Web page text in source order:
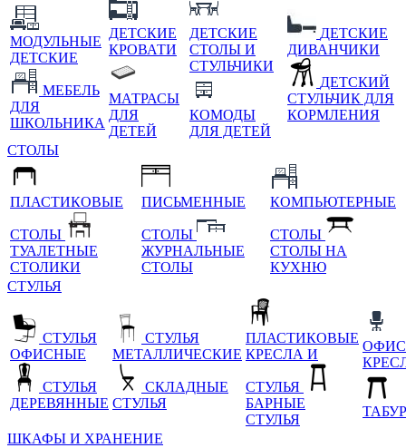
МОДУЛЬНЫЕ
ДЕТСКИЕ
МЕБЕЛЬ
ДЛЯ
ШКОЛЬНИКА
ДЕТСКИЕ
КРОВАТИ
МАТРАСЫ
ДЛЯ
ДЕТЕЙ
ДЕТСКИЕ
СТОЛЫ И
СТУЛЬЧИКИ
КОМОДЫ
ДЛЯ ДЕТЕЙ
ДЕТСКИЕ
ДИВАНЧИКИ
ДЕТСКИЙ
СТУЛЬЧИК ДЛЯ
КОРМЛЕНИЯ
СТОЛЫ
ПЛАСТИКОВЫЕ
СТОЛЫ
ТУАЛЕТНЫЕ
СТОЛИКИ
ПИСЬМЕННЫЕ
СТОЛЫ
ЖУРНАЛЬНЫЕ
СТОЛЫ
КОМПЬЮТЕРНЫЕ
СТОЛЫ
СТОЛЫ НА
КУХНЮ
СТУЛЬЯ
СТУЛЬЯ
ОФИСНЫЕ
СТУЛЬЯ
ДЕРЕВЯННЫЕ
СТУЛЬЯ
МЕТАЛЛИЧЕСКИЕ
СКЛАДНЫЕ
СТУЛЬЯ
ПЛАСТИКОВЫЕ
КРЕСЛА И
СТУЛЬЯ
БАРНЫЕ
СТУЛЬЯ
ШКАФЫ И ХРАНЕНИЕ